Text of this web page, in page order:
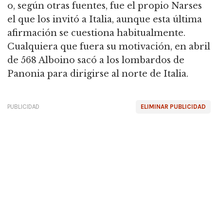
o, según otras fuentes, fue el propio Narses
el que los invitó a Italia, aunque esta última
afirmación se cuestiona habitualmente.
Cualquiera que fuera su motivación, en abril
de 568 Alboino sacó a los lombardos de
Panonia para dirigirse al norte de Italia.
ELIMINAR PUBLICIDAD
PUBLICIDAD